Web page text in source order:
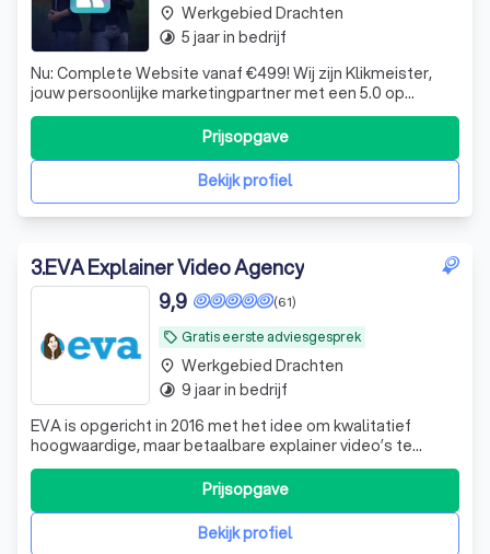
Nu: Complete Website vanaf €499! Wij zijn Klikmeister,
jouw persoonlijke marketingpartner met een 5.0 op
Google Reviews. Wij zetten jouw bedrijf op de kaart.
Bekijk profiel
Prijsopgave
place Werkgebied Drachten
timelapse 5 jaar in bedrijf
3.EVA Explainer Video Agency
local_offer Gratis eerste adviesgesprek
(61)
9,9
EVA is opgericht in 2016 met het idee om kwalitatief
hoogwaardige, maar betaalbare explainer video’s te
maken in een ‘niet zo betaalbare’ explainer video markt.
Dit idee sloeg aan en inmiddels bestaat ons team uit 11
enthousiaste collega’s. Waaronder 3 projectmanagers en
5 animatoren en een ervarenBekijk profiel
Prijsopgave
place Werkgebied Drachten
timelapse 9 jaar in bedrijf